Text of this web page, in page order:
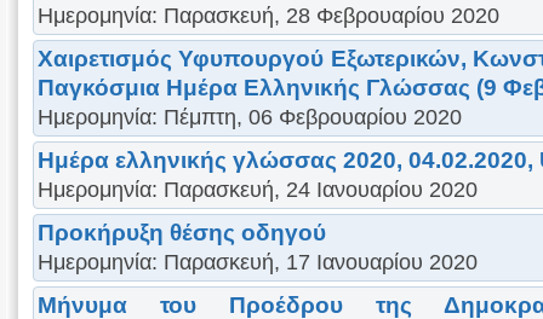
Ημερομηνία: Παρασκευή, 28 Φεβρουαρίου 2020
Χαιρετισμός Υφυπουργού Εξωτερικών,
Παγκόσμια Ημέρα Ελληνικής Γλώσσας (9
Ημερομηνία: Πέμπτη, 06 Φεβρουαρίου 2020
Ημέρα ελληνικής γλώσσας 2020,
Ημερομηνία: Παρασκευή, 24 Ιανουαρίου 2020
Προκήρυξη θέσης οδηγού
Ημερομηνία: Παρασκευή, 17 Ιανουαρίου 2020
Μήνυμα του Προέδρου της